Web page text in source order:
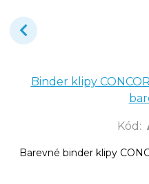
Binder klipy
Kód :
Barevné binder klipy